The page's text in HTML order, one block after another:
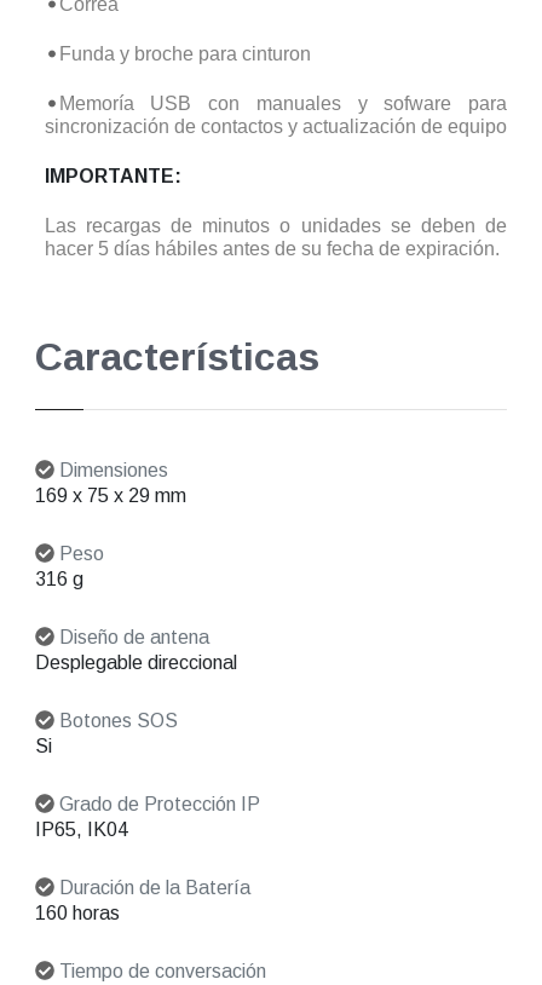
Correa
Funda y broche para cinturon
Memoría USB con manuales y sofware para
sincronización de contactos y actualización de equipo
IMPORTANTE:
Las recargas de minutos o unidades se deben de
hacer 5 días hábiles antes de su fecha de expiración.
Características
Dimensiones
169 x 75 x 29 mm
Peso
316 g
Diseño de antena
Desplegable direccional
Botones SOS
Si
Grado de Protección IP
IP65, IK04
Duración de la Batería
160 horas
Tiempo de conversación